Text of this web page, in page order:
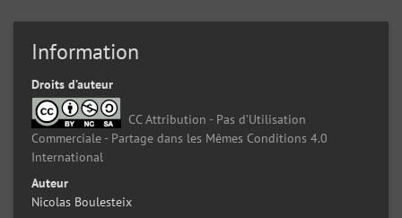
Information
Droits d’auteur
CC Attribution - Pas d’Utilisation
Commerciale - Partage dans les Mêmes Conditions 4.0
International
Auteur
Nicolas Boulesteix